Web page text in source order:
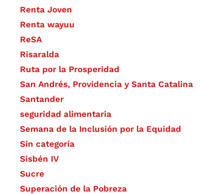
Renta Joven
Renta wayuu
ReSA
Risaralda
Ruta por la Prosperidad
San Andrés, Providencia y Santa Catalina
Santander
seguridad alimentaria
Semana de la Inclusión por la Equidad
Sin categoría
Sisbén IV
Sucre
Superación de la Pobreza